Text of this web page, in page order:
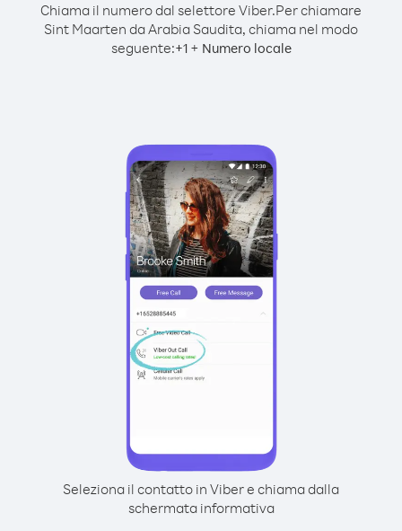
Chiama il numero dal selettore Viber.Per chiamare
Sint Maarten da Arabia Saudita, chiama nel modo
seguente:+1+ Numero locale
Seleziona il contatto in Viber e chiama dalla
schermata informativa